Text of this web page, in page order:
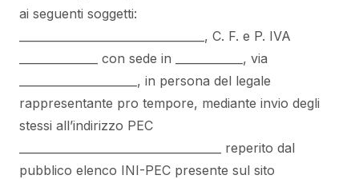
ai seguenti soggetti:
_________________________________, C. F. e P. IVA
______________ con sede in ____________, via
_____________________, in persona del legale
rappresentante pro tempore, mediante invio degli
stessi all’indirizzo PEC
____________________________________ reperito dal
pubblico elenco INI-PEC presente sul sito